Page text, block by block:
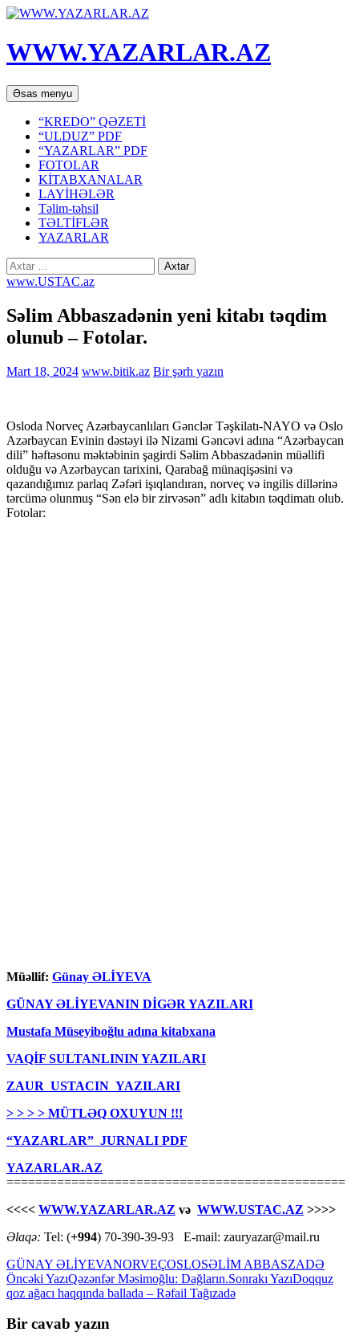
WWW.YAZARLAR.AZ
Axtar
Əsas menyu Mühtəviyyata
keç
“KREDO” QƏZETİ
“ULDUZ” PDF
“YAZARLAR” PDF
FOTOLAR
KİTABXANALAR
LAYİHƏLƏR
Təlim-təhsil
TƏLTİFLƏR
YAZARLAR
Axtarış:
www.USTAC.az
Səlim Abbaszadənin yeni kitabı təqdim
olunub – Fotolar.
Mart 18, 2024 www.bitik.az Bir şərh yazın
Osloda Norveç Azərbaycanlıları Gənclər Təşkilatı-NAYO və Oslo
Azərbaycan Evinin dəstəyi ilə Nizami Gəncəvi adına “Azərbaycan
dili” həftəsonu məktəbinin şagirdi Səlim Abbaszadənin müəllifi
olduğu və Azərbaycan tarixini, Qarabağ münaqişəsini və
qazandığımız parlaq Zəfəri işıqlandıran, norveç və ingilis dillərinə
tərcümə olunmuş “Sən elə bir zirvəsən” adlı kitabın təqdimatı olub.
Fotolar:
Müəllif: Günay ƏLİYEVA
GÜNAY ƏLİYEVANIN DİGƏR YAZILARI
Mustafa Müseyiboğlu adına kitabxana
VAQİF SULTANLININ YAZILARI
ZAUR USTACIN YAZILARI
> > > > MÜTLƏQ OXUYUN !!!
“YAZARLAR” JURNALI PDF
YAZARLAR.AZ
===============================================
<<<< WWW.YAZARLAR.AZ və WWW.USTAC.AZ >>>>
Əlaqə: Tel: (+994) 70-390-39-93 E-mail: zauryazar@mail.ru
GÜNAY ƏLİYEVANORVEÇOSLOSƏLİM ABBASZADƏ
Yazılar
üzrə
naviqasiya
Öncəki YazıQəzənfər Məsimoğlu: Dağların.Sonrakı YazıDоqquz
qоz аğаcı hаqqındа bаllаda – Rəfail Tağızadə
Bir cavab yazın